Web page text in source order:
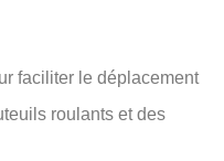
faciliter le déplacement
roulants et des